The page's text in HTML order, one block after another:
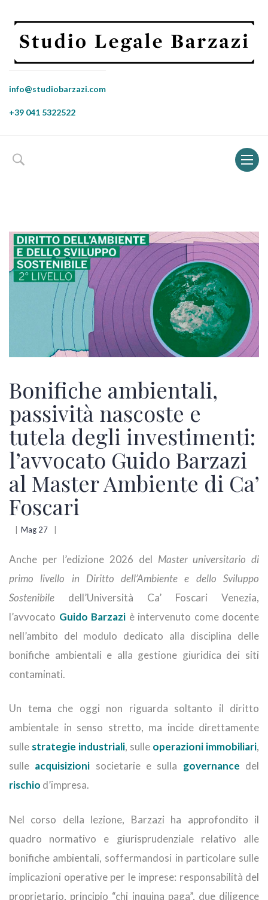
info@studiobarzazi.com
+39 041 5322522
Toggle
Bonifiche ambientali,
passività nascoste e
tutela degli investimenti:
l’avvocato Guido Barzazi
al Master Ambiente di Ca’
Foscari
Mag 27
Anche per l’edizione 2026 del Master universitario di
primo livello in Diritto dell’Ambiente e dello Sviluppo
Sostenibile dell’Università Ca’ Foscari Venezia,
l’avvocato Guido Barzazi è intervenuto come docente
nell’ambito del modulo dedicato alla disciplina delle
bonifiche ambientali e alla gestione giuridica dei siti
contaminati.
Un tema che oggi non riguarda soltanto il diritto
ambientale in senso stretto, ma incide direttamente
sulle strategie industriali, sulle operazioni immobiliari,
sulle acquisizioni societarie e sulla governance del
rischio d’impresa.
Nel corso della lezione, Barzazi ha approfondito il
quadro normativo e giurisprudenziale relativo alle
bonifiche ambientali, soffermandosi in particolare sulle
implicazioni operative per le imprese: responsabilità del
proprietario, principio “chi inquina paga”, due diligence